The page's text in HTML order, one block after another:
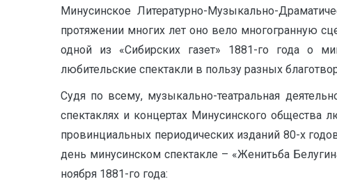
Минусинское Литературно-Музыкально-
протяжении многих лет оно вело многогранную
одной из «Сибирских газет» 1881-го года о
любительские спектакли в пользу разных
Судя по всему, музыкально-театральная
спектаклях и концертах Минусинского общества
провинциальных периодических изданий 80-х
день минусинском спектакле – «Женитьба
ноября 1881-го года: